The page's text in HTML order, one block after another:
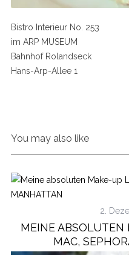
Bistro Interieur No. 253
im ARP MUSEUM
Bahnhof Rolandseck
Hans-Arp-Allee 1
You may also like
2.
MEINE
MAC,